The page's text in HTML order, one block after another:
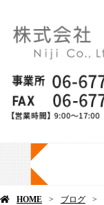
HOME ブログ